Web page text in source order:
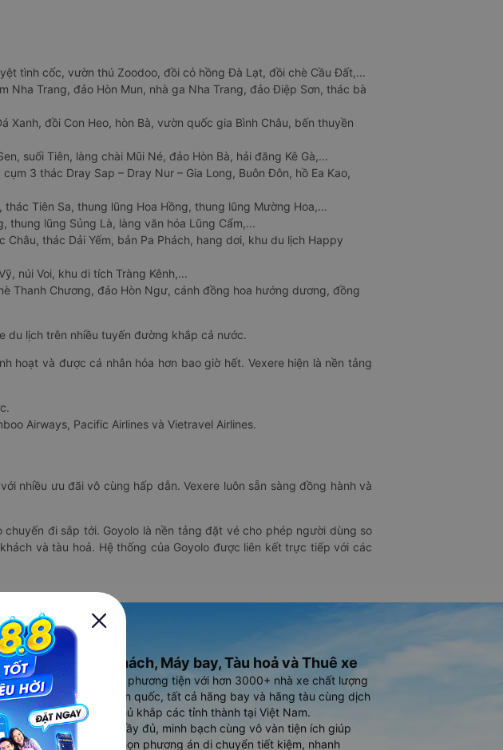
tình cốc, vườn thú Zoodoo, đồi cỏ hồng Đà Lạt, đồi chè Cầu Đất,...
Nha Trang, đảo Hòn Mun, nhà ga Nha Trang, đảo Điệp Sơn, thác bà
Xanh, đồi Con Heo, hòn Bà, vườn quốc gia Bình Châu, bến thuyền
suối Tiên, làng chài Mũi Né, đảo Hòn Bà, hải đăng Kê Gà,...
3 thác Dray Sap – Dray Nur – Gia Long, Buôn Đôn, hồ Ea Kao,
Tiên Sa, thung lũng Hoa Hồng, thung lũng Mường Hoa,...
thung lũng Sủng Là, làng văn hóa Lũng Cẩm,...
thác Dải Yếm, bản Pa Phách, hang dơi, khu du lịch Happy
núi Voi, khu di tích Tràng Kênh,...
Thanh Chương, đảo Hòn Ngư, cánh đồng hoa hướng dương, đồng
du lịch trên nhiều tuyến đường khắp cả nước.
hoạt và được cá nhân hóa hơn bao giờ hết. Vexere hiện là nền tảng
Airways, Pacific Airlines và Vietravel Airlines.
nhiều ưu đãi vô cùng hấp dẫn. Vexere luôn sẵn sàng đồng hành và
chuyến đi sắp tới. Goyolo là nền tảng đặt vé cho phép người dùng so
và tàu hoả. Hệ thống của Goyolo được liên kết trực tiếp với các
dụng đặt vé Xe khách, Máy bay, Tàu hoả và Thuê xe
- ứng dụng đặt vé đa phương tiện với hơn 3000+ nhà xe chất lượng
tuyến đường toàn quốc, tất cả hãng bay và hãng tàu cùng dịch
xe máy, xe du lịch phủ khắp các tỉnh thành tại Việt Nam.
dụng hiển thị thông tin đầy đủ, minh bạch cùng vô vàn tiện ích giúp
dùng so sánh và lựa chọn phương án di chuyển tiết kiệm, nhanh